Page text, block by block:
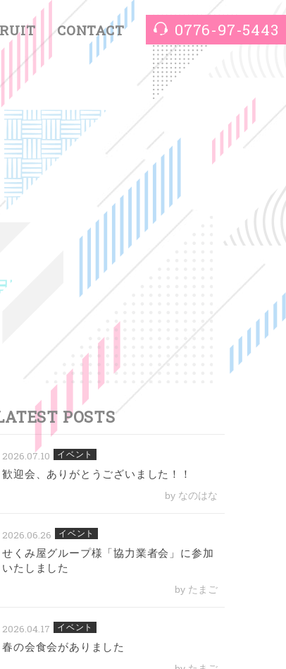
CONTACT 0776-97-5443
POSTS
2026.07.10 イベント
歓迎会、ありがとうございました！！
by なのはな
2026.06.26 イベント
せくみ屋グループ様「協力業者会」に参加
いたしました
by たまご
2026.04.17 イベント
春の会食会がありました